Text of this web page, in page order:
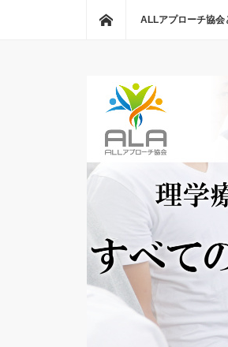
ホーム
ALLアプローチ協会